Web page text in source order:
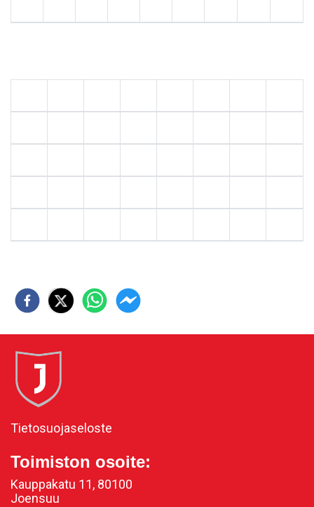
Tietosuojaseloste
Toimiston osoite:
Kauppakatu 11, 80100
Joensuu